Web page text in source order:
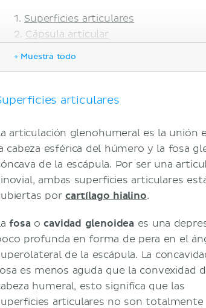
Superficies articulares
Cápsula articular
Movimientos
Manguito rotador
Bibliografía
+ Muestra todo
articulares
articulación glenohumeral es la unión
cabeza esférica del húmero y la fosa
de la escápula. Por ser una
ambas superficies articulares
por cartílago hialino.
fosa ocavidad glenoidea es una
profunda en forma de pera en el
de la escápula. La
es menos aguda que la convexidad
humeral, esto significa que las
articulares no son totalmente